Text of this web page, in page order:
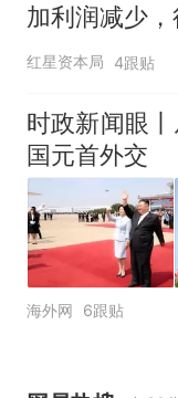
加利润减少，
AB面
红星资本局 4跟贴
时政新闻眼
国元首外交
海外网 6跟贴